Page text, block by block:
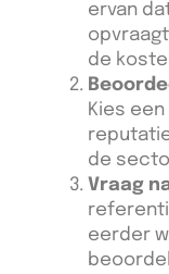
ervan
de
Kies
de
Vraag
eerder